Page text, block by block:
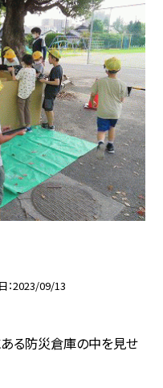
2023/09/13
る防災倉庫の中を見せ